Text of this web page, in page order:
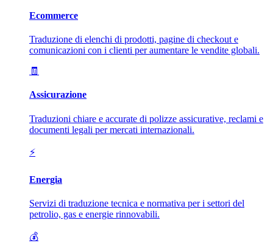
Ecommerce
Traduzione di elenchi di prodotti, pagine di checkout e
comunicazioni con i clienti per aumentare le vendite globali.
🧾
Assicurazione
Traduzioni chiare e accurate di polizze assicurative, reclami e
documenti legali per mercati internazionali.
⚡
Energia
Servizi di traduzione tecnica e normativa per i settori del
petrolio, gas e energie rinnovabili.
💰